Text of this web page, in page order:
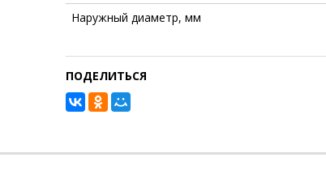
Наружный диаметр, мм
ПОДЕЛИТЬСЯ